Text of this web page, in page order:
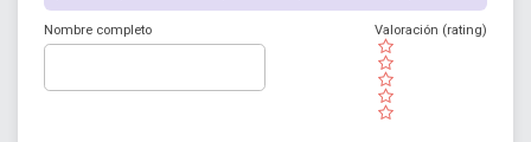
Nombre completo
( )
( )
( )
( )
( )
Valoración (rating)